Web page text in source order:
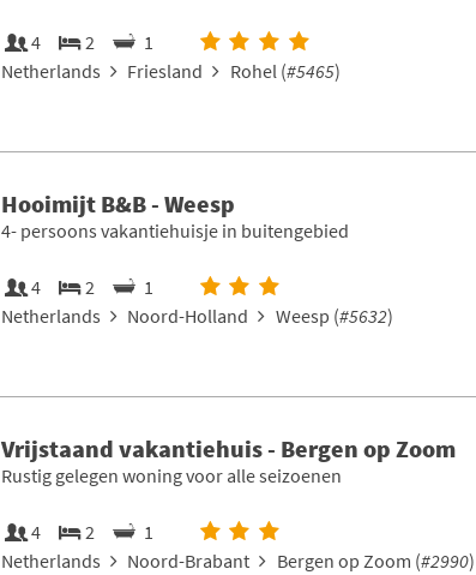
4 2
1
Netherlands
Friesland Rohel (#5465)
Hooimijt B&B - Weesp
4- persoons vakantiehuisje in buitengebied
4 2
1
Netherlands
Noord-Holland Weesp (#5632)
Vrijstaand vakantiehuis - Bergen op Zoom
Rustig gelegen woning voor alle seizoenen
4 2
1
Netherlands
Noord-Brabant Bergen op Zoom (#2990)